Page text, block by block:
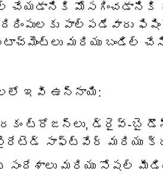
చేయడానికి మోసగించడానికి
పాల్పడేవారు
మరియు బండిల్
ఇవి ఉన్నాయి:
ట్రోజన్లు, డ్రైవ్-బై
సాఫ్ట్‌వేర్ మరియు
మరియు సోషల్